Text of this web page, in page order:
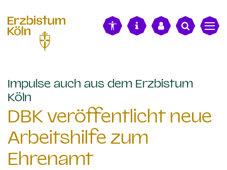
Impulse auch aus dem Erzbistum
Köln
DBK veröffentlicht neue
Arbeitshilfe zum
Ehrenamt